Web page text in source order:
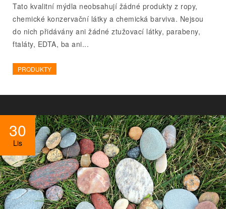
Tato kvalitní mýdla neobsahují žádné produkty z ropy,
chemické konzervační látky a chemická barviva. Nejsou
do nich přidávány ani žádné ztužovací látky, parabeny,
ftaláty, EDTA, ba ani...
PRODUKTY
30
Lis